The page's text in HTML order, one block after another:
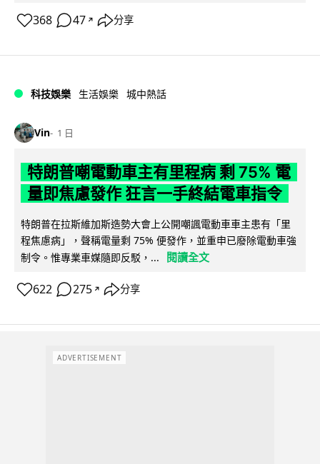
368 47 ↗ 分享
科技娛樂 生活娛樂 城中熱話
Vin 1 日
特朗普嘲電動車主有里程病 剩 75% 電
量即焦慮發作 狂言一手終結電車指令
特朗普在拉斯維加斯造勢大會上公開嘲諷電動車車主患有「里
程焦慮病」，聲稱電量剩 75% 便發作，並重申已廢除電動車強
制令。惟專業車媒隨即反駁，...
閱讀全文
622 275 ↗ 分享
ADVERTISEMENT